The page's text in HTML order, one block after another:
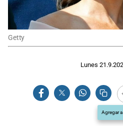
Getty
Lunes
Agregar